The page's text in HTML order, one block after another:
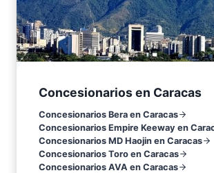
Concesionarios en Caracas
Concesionarios Bera en Caracas
Concesionarios Empire Keeway en
Concesionarios MD Haojin en Caracas
Concesionarios Toro en Caracas
Concesionarios AVA en Caracas